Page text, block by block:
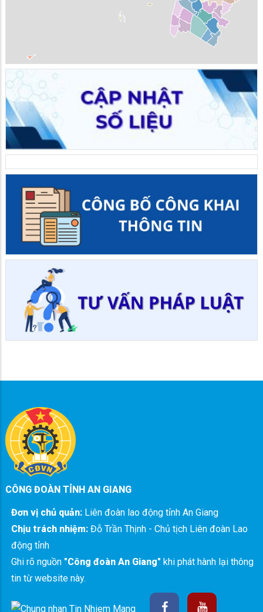
CÔNG ĐOÀN TỈNH AN GIANG
Đơn vị chủ quản: Liên đoàn lao động tỉnh An Giang
Chịu trách nhiệm: Đỗ Trần Thịnh - Chủ tịch Liên đoàn Lao
động tỉnh
Ghi rõ nguồn "Công đoàn An Giang" khi phát hành lại thông
tin từ website này.